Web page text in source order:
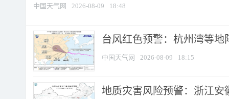
中国天气网 2026-08-09 18:48
台风红色预警：杭州湾等地
中国天气网 2026-08-09 18:15
地质灾害风险预警：浙江安